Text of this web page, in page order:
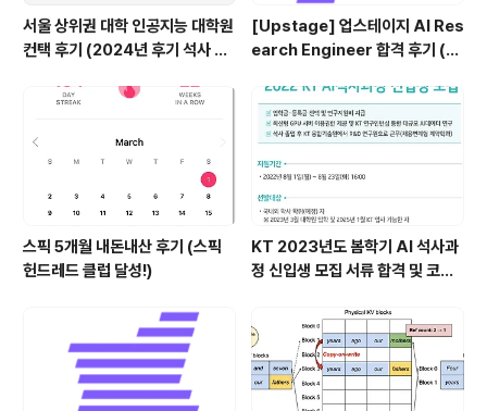
서울 상위권 대학 인공지능 대학원
컨택 후기 (2024년 후기 석사 지
[Upstage] 업스테이지 AI Res
earch Engineer 합격 후기 (정
스픽 5개월 내돈내산 후기 (스픽
헌드레드 클럽 달성!)
KT 2023년도 봄학기 AI 석사과
정 신입생 모집 서류 합격 및 코딩